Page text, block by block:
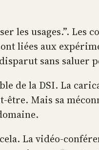
les usages.”.
liées aux
sans saluer
de la DSI. La
Mais sa
La vidéo-